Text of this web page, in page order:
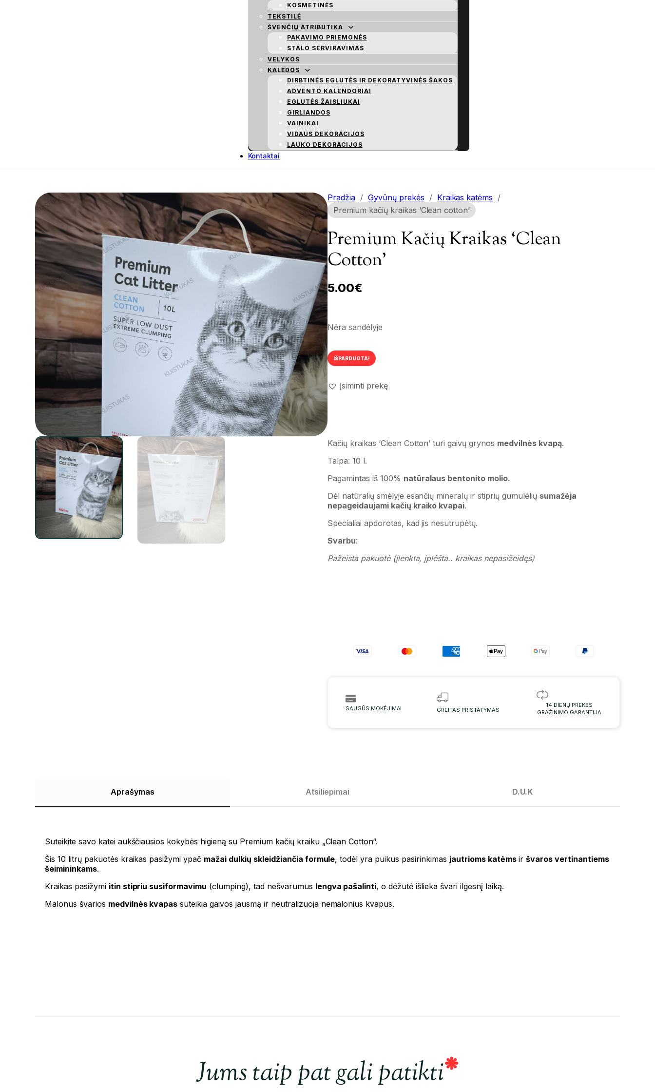
KOSMETINĖS
TEKSTILĖ
ŠVENČIŲ ATRIBUTIKA
PAKAVIMO PRIEMONĖS
STALO SERVIRAVIMAS
VELYKOS
KALĖDOS
DIRBTINĖS EGLUTĖS IR DEKORATYVINĖS ŠAKOS
ADVENTO KALENDORIAI
EGLUTĖS ŽAISLIUKAI
GIRLIANDOS
VAINIKAI
VIDAUS DEKORACIJOS
LAUKO DEKORACIJOS
Kontaktai
Pradžia / Gyvūnų prekės / Kraikas katėms /
Premium kačių kraikas ‘Clean cotton’
Premium Kačių Kraikas ‘Clean
Cotton’
5.00€
Nėra sandėlyje
IŠPARDUOTA!
Įsiminti prekę
Kačių kraikas ‘Clean Cotton’ turi gaivų grynos medvilnės kvapą.
Talpa: 10 l.
Pagamintas iš 100% natūralaus bentonito molio.
Dėl natūralių smėlyje esančių mineralų ir stiprių gumulėlių sumažėja
nepageidaujami kačių kraiko kvapai.
Specialiai apdorotas, kad jis nesutrupėtų.
Svarbu:
Pažeista pakuotė (įlenkta, įplėšta.. kraikas nepasižeidęs)
SAUGŪS MOKĖJIMAI GREITAS PRISTATYMAS
14 DIENŲ PREKĖS
GRAŽINIMO GARANTIJA
Aprašymas Atsiliepimai D.U.K
Suteikite savo katei aukščiausios kokybės higieną su Premium kačių kraiku „Clean Cotton“.
Šis 10 litrų pakuotės kraikas pasižymi ypač mažai dulkių skleidžiančia formule, todėl yra puikus pasirinkimas jautrioms katėmsiršvaros vertinantiems
šeimininkams.
Kraikas pasižymi itin stipriu susiformavimu (clumping), tad nešvarumus lengva pašalinti, o dėžutė išlieka švari ilgesnį laiką.
Malonus švarios medvilnės kvapas suteikia gaivos jausmą ir neutralizuoja nemalonius kvapus.
Jums taip pat gali patikti